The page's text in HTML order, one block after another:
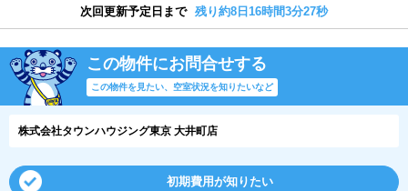
次回更新予定日まで 残り約8日16時間3分27秒
この物件にお問合せする
この物件を見たい、空室状況を知りたいなど
株式会社タウンハウジング東京 大井町店
初期費用が知りたい